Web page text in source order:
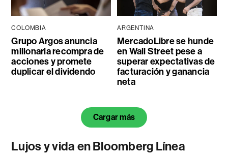
COLOMBIA
Grupo Argos anuncia
millonaria recompra de
acciones y promete
duplicar el dividendo
ARGENTINA
MercadoLibre se hunde
en Wall Street pese a
superar expectativas de
facturación y ganancia
neta
Cargar más
Lujos y vida en Bloomberg Línea